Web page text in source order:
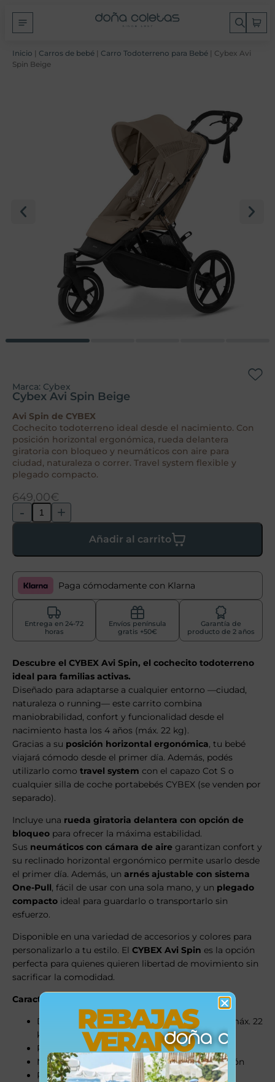
Inicio | Carros de bebé | Carro Todoterreno para Bebé | Cybex Avi
Spin Beige
Marca: Cybex
Cybex Avi Spin Beige
Avi Spin de CYBEX
Cochecito todoterreno ideal desde el nacimiento. Con
posición horizontal ergonómica, rueda delantera
giratoria con bloqueo y neumáticos con aire para
ciudad, naturaleza o correr. Travel system flexible y
plegado compacto.
649,00€
- +
Añadir al carrito
Paga cómodamente con Klarna
Entrega en 24-72
horas
Envíos península
gratis +50€
Garantía de
producto de 2 años
Descubre el CYBEX Avi Spin, el cochecito todoterreno
ideal para familias activas.
Diseñado para adaptarse a cualquier entorno —ciudad,
naturaleza o running— este carrito combina
maniobrabilidad, confort y funcionalidad desde el
nacimiento hasta los 4 años (máx. 22 kg).
Gracias a su posición horizontal ergonómica, tu bebé
viajará cómodo desde el primer día. Además, podés
utilizarlo como travel system con el capazo Cot S o
cualquier silla de coche portabebés CYBEX (se venden por
separado).
Incluye una rueda giratoria delantera con opción de
bloqueo para ofrecer la máxima estabilidad.
Sus neumáticos con cámara de aire garantizan confort y
su reclinado horizontal ergonómico permite usarlo desde
el primer día. Además, un arnés ajustable con sistema
One-Pull, fácil de usar con una sola mano, y un plegado
compacto ideal para guardarlo o transportarlo sin
esfuerzo.
Disponible en una variedad de accesorios y colores para
personalizarlo a tu estilo. El CYBEX Avi Spin es la opción
perfecta para quienes quieren libertad de movimiento sin
sacrificar la comodidad.
Características destacadas:
Desde el nacimiento hasta los 4 años aprox. (máx. 22
kg)
Rueda delantera giratoria bloqueable
Neumáticos con aire para mayor amortiguación
Respaldo reclinable en posición horizontal
REBAJAS
VERANO